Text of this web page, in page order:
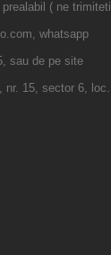
( ne trimiteti
whatsapp
sau de pe site
nr. 15, sector 6, loc.